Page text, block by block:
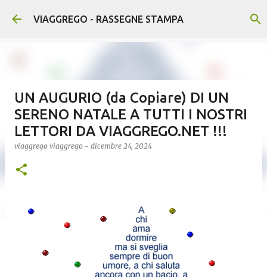
Passa ai contenuti principali
VIAGGREGO - RASSEGNE STAMPA
UN AUGURIO (da Copiare) DI UN
SERENO NATALE A TUTTI I NOSTRI
LETTORI DA VIAGGREGO.NET !!!
viaggrego viaggrego - dicembre 24, 2024